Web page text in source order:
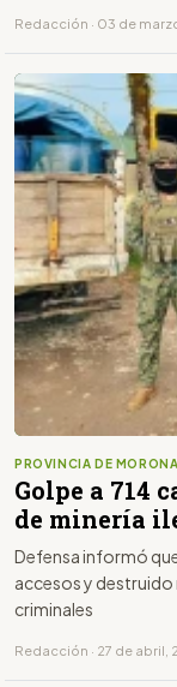
Redacción · 03 de
PROVINCIA DE
Golpe a 714
de minería
Defensa informó que, en
accesos y destruido
criminales
Redacción · 27 de abril,